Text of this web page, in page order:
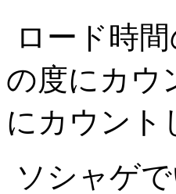
ロード時
の度にカウ
にカウント
ソシャゲ